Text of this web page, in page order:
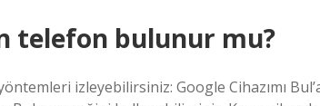
telefon bulunur mu?
izleyebilirsiniz: Google Cihazımı